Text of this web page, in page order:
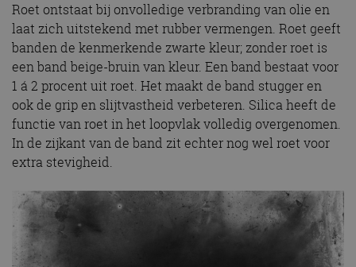
Roet ontstaat bij onvolledige verbranding van olie en
laat zich uitstekend met rubber vermengen. Roet geeft
banden de kenmerkende zwarte kleur; zonder roet is
een band beige-bruin van kleur. Een band bestaat voor
1 á 2 procent uit roet. Het maakt de band stugger en
ook de grip en slijtvastheid verbeteren. Silica heeft de
functie van roet in het loopvlak volledig overgenomen.
In de zijkant van de band zit echter nog wel roet voor
extra stevigheid.